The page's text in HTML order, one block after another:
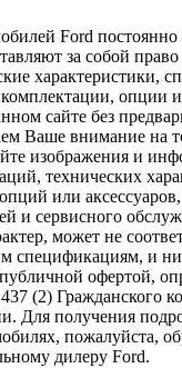
Ford
за собой право
характеристики,
опции
сайте без
Ваше внимание на
изображения и
технических
или
и сервисного
может не
спецификациям, и
офертой,
(2) Гражданского
Для получения
пожалуйста,
дилеру Ford.